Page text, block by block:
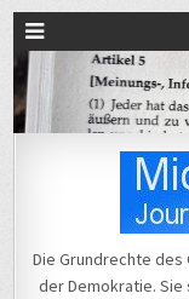
Michael Voß
Die Grundrechte
der Demokratie.